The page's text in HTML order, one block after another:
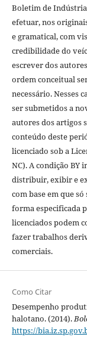
Boletim de
efetuar, nos
e gramatical, com
credibilidade do
escrever dos
ordem conceitual
necessário. Nesses
ser submetidos a
autores dos artigos
conteúdo deste
licenciado sob a
NC). A condição BY
distribuir, exibir e
com base em que
forma especificada
licenciados podem
fazer trabalhos
comerciais.
Como Citar
Desempenho
halotano. (2014).
https://